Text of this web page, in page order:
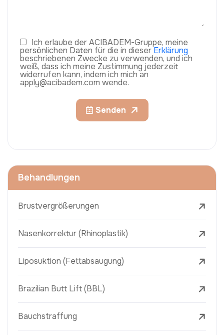
Ich erlaube der ACIBADEM-Gruppe, meine
persönlichen Daten für die in dieser Erklärung
beschriebenen Zwecke zu verwenden, und ich
weiß, dass ich meine Zustimmung jederzeit
widerrufen kann, indem ich mich an
apply@acibadem.com wende.
Senden
Behandlungen
Brustvergrößerungen
Nasenkorrektur (Rhinoplastik)
Liposuktion (Fettabsaugung)
Brazilian Butt Lift (BBL)
Bauchstraffung